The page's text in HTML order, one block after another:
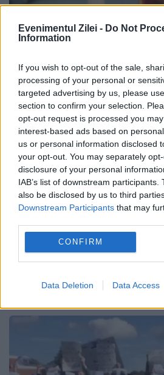
Evenimentul Zilei - Do Not
Information
If you wish to opt-out of the sale,
processing of your personal or
targeted advertising by us, please
section to confirm your selection.
opt-out request is processed you
interest-based ads based on
us or personal information disclosed
your opt-out. You may separately
disclosure of your personal
IAB’s list of downstream
also be disclosed by us to third
Downstream Participants that may
CONFIRM
Data Deletion Data Access
Invazia
un COPIL pe zi cere să-
SEXUL în Marea Britanie
14 IANUARIE 2019
Elevii transsexuali se
influențându-i pe colegii
vulnerabili, se plâng
puțin o persoană din
vârsta sub 16 ani...